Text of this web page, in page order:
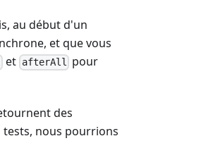
au début d'un
et que vous
et afterAll pour
des
tests, nous pourrions